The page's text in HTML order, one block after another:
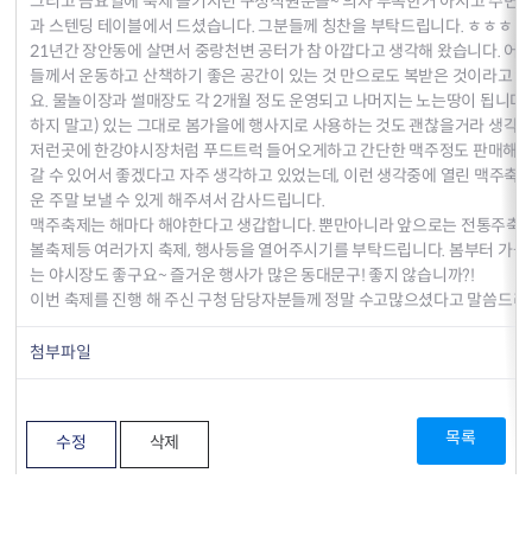
과 스텐딩 테이블에서 드셨습니다. 그분들께 칭찬을 부탁드립니다. ㅎㅎㅎ
21년간 장안동에 살면서 중랑천변 공터가 참 아깝다고 생각해 왔습니다. 어
들께서 운동하고 산책하기 좋은 공간이 있는 것 만으로도 복받은 것이라고
요. 물놀이장과 썰매장도 각 2개월 정도 운영되고 나머지는 노는땅이 됩니
하지 말고) 있는 그대로 봄가을에 행사지로 사용하는 것도 괜찮을거라 생각
저런곳에 한강야시장처럼 푸드트럭 들어오게하고 간단한 맥주정도 판매해
갈 수 있어서 좋겠다고 자주 생각하고 있었는데, 이런 생각중에 열린 맥주축
운 주말 보낼 수 있게 해주셔서 감사드립니다.
맥주축제는 해마다 해야한다고 생갑합니다. 뿐만아니라 앞으로는 전통주축
볼축제등 여러가지 축제, 행사등을 열어주시기를 부탁드립니다. 봄부터 가
는 야시장도 좋구요~ 즐거운 행사가 많은 동대문구! 좋지 않습니까?!
이번 축제를 진행 해 주신 구청 담당자분들께 정말 수고많으셨다고 말씀드
첨부파일
수정 삭제 목록